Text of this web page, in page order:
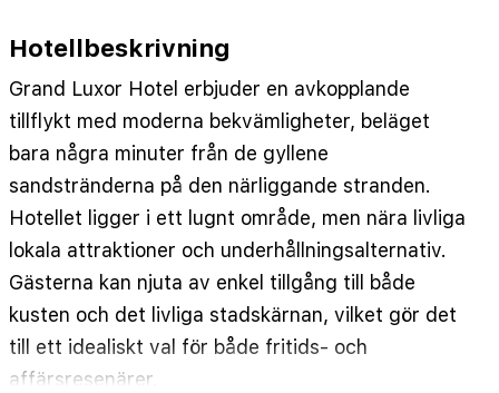
Hotellbeskrivning
Grand Luxor Hotel erbjuder en avkopplande
tillflykt med moderna bekvämligheter, beläget
bara några minuter från de gyllene
sandstränderna på den närliggande stranden.
Hotellet ligger i ett lugnt område, men nära livliga
lokala attraktioner och underhållningsalternativ.
Gästerna kan njuta av enkel tillgång till både
kusten och det livliga stadskärnan, vilket gör det
till ett idealiskt val för både fritids- och
affärsresenärer.